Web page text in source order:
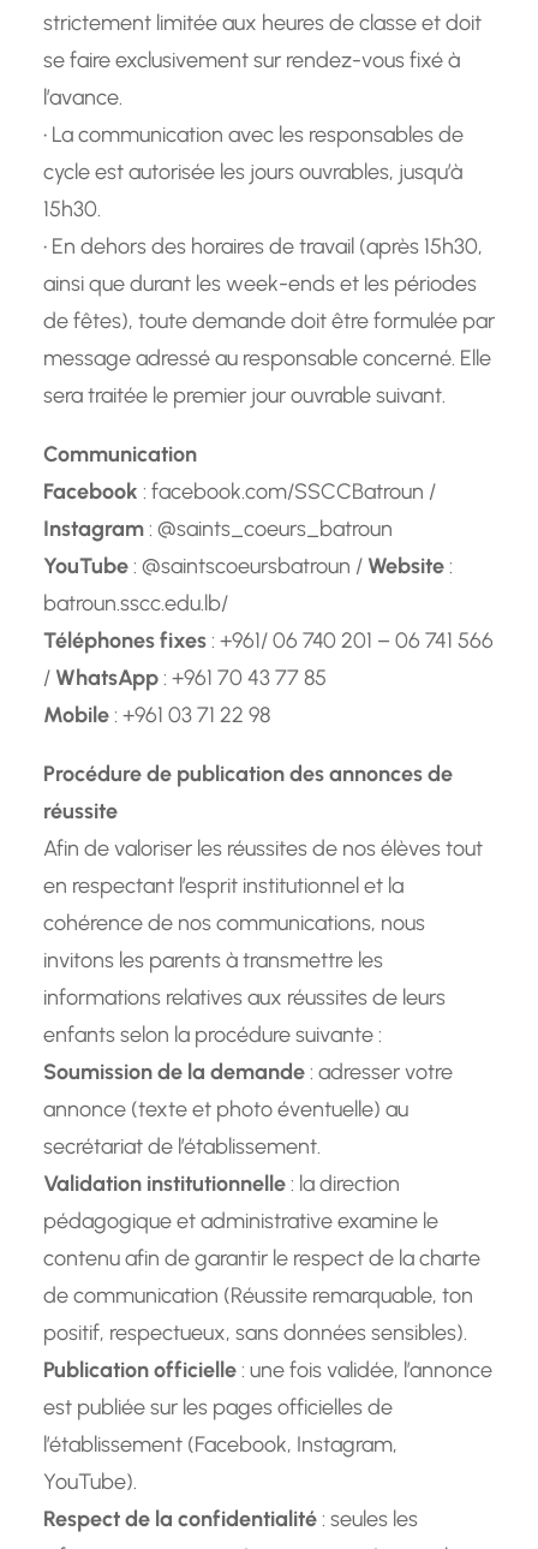
strictement limitée aux heures de classe et doit
se faire exclusivement sur rendez-vous fixé à
l’avance.
• La communication avec les responsables de
cycle est autorisée les jours ouvrables, jusqu’à
15h30.
• En dehors des horaires de travail (après 15h30,
ainsi que durant les week-ends et les périodes
de fêtes), toute demande doit être formulée par
message adressé au responsable concerné. Elle
sera traitée le premier jour ouvrable suivant.
Communication
Facebook : facebook.com/SSCCBatroun /
Instagram: @saints_coeurs_batroun
YouTube: @saintscoeursbatroun / Website:
batroun.sscc.edu.lb/
Téléphones fixes: +961/ 06 740 201 – 06 741 566
/ WhatsApp: +961 70 43 77 85
Mobile: +961 03 71 22 98
Procédure de publication des annonces de
réussite
Afin de valoriser les réussites de nos élèves tout
en respectant l’esprit institutionnel et la
cohérence de nos communications, nous
invitons les parents à transmettre les
informations relatives aux réussites de leurs
enfants selon la procédure suivante :
Soumission de la demande: adresser votre
annonce (texte et photo éventuelle) au
secrétariat de l’établissement.
Validation institutionnelle: la direction
pédagogique et administrative examine le
contenu afin de garantir le respect de la charte
de communication (Réussite remarquable, ton
positif, respectueux, sans données sensibles).
Publication officielle: une fois validée, l’annonce
est publiée sur les pages officielles de
l’établissement (Facebook, Instagram,
YouTube).
Respect de la confidentialité: seules les